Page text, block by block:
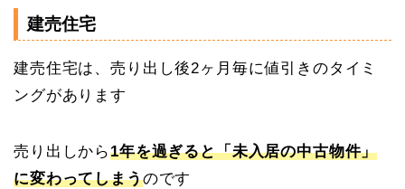
建売住宅
建売住宅は、売り出し後2ヶ月毎に値引きのタイミ
ングがあります
売り出しから1年を過ぎると「未入居の中古物件」
に変わってしまうのです